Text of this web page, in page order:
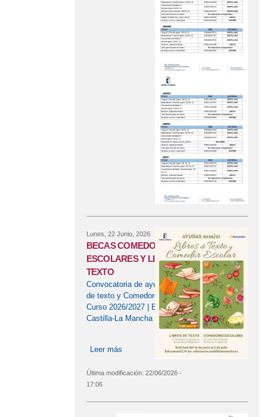
Lunes, 22 Junio, 2026
BECAS COMEDORES
ESCOLARES Y LIBROS DE
TEXTO
Convocatoria de ayudas - Libros
de texto y Comedores escolares.
Curso 2026/2027 | Educación
Castilla-La Mancha
Leer más sobre BECAS COMEDORES
Última modificación: 22/06/2026 -
17:06